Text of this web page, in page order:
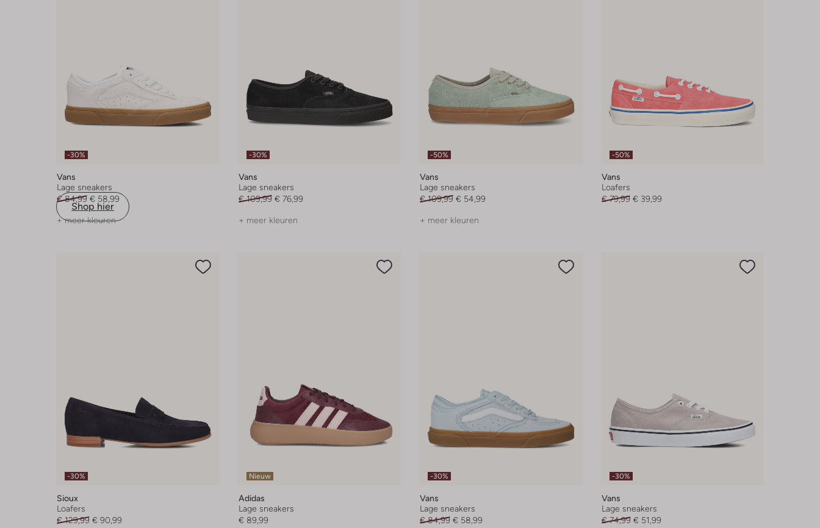
Shop hier
-30%
Vans
Lage sneakers
€ 84,99 € 58,99
+ meer kleuren
-30%
Vans
Lage sneakers
€ 109,99 € 76,99
+ meer kleuren
-50%
Vans
Lage sneakers
€ 109,99 € 54,99
+ meer kleuren
-50%
Vans
Loafers
€ 79,99 € 39,99
-30%
Sioux
Loafers
€ 129,99 € 90,99
Nieuw
Adidas
Lage sneakers
€ 89,99
-30%
Vans
Lage sneakers
€ 84,99 € 58,99
-30%
Vans
Lage sneakers
€ 74,99 € 51,99